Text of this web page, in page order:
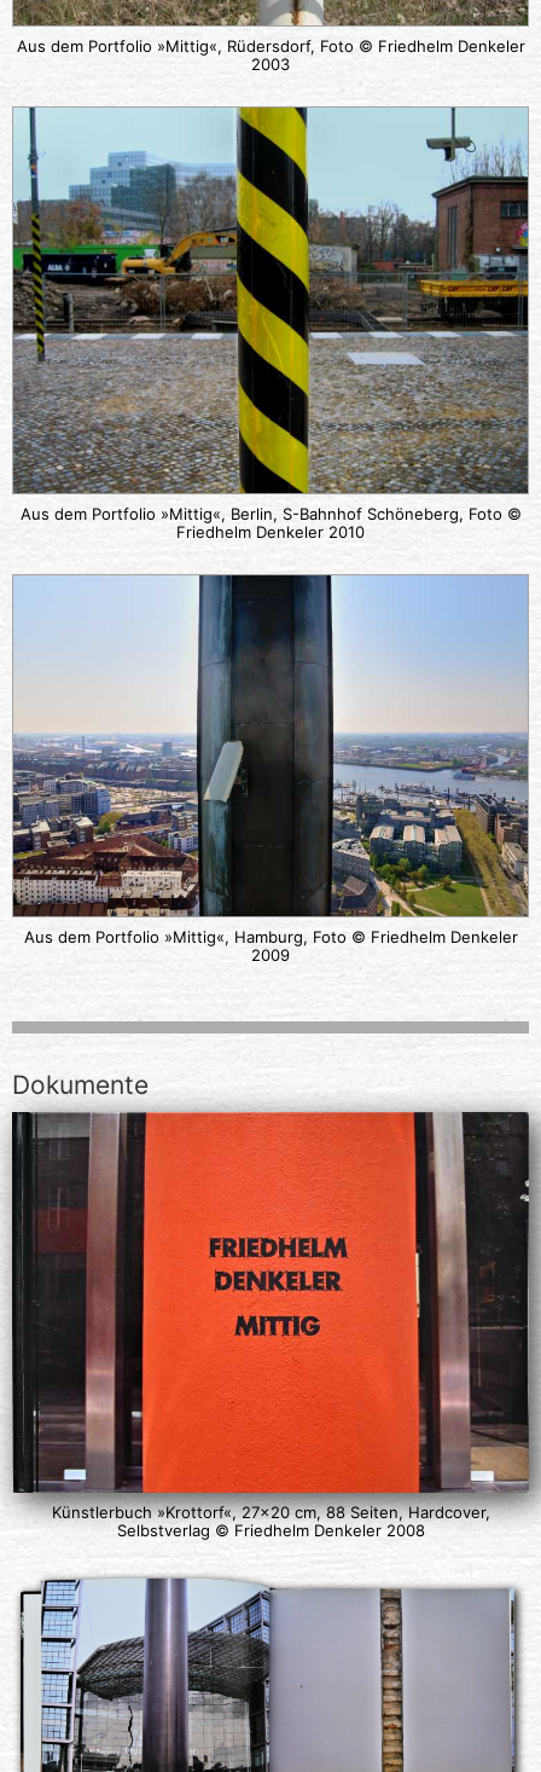
Aus dem Portfolio »Mittig«, Rüdersdorf, Foto © Friedhelm Denkeler
2003
Aus dem Portfolio »Mittig«, Berlin, S-Bahnhof Schöneberg, Foto ©
Friedhelm Denkeler 2010
Aus dem Portfolio »Mittig«, Hamburg, Foto © Friedhelm Denkeler
2009
Dokumente
Künstlerbuch »Krottorf«, 27×20 cm, 88 Seiten, Hardcover,
Selbstverlag © Friedhelm Denkeler 2008